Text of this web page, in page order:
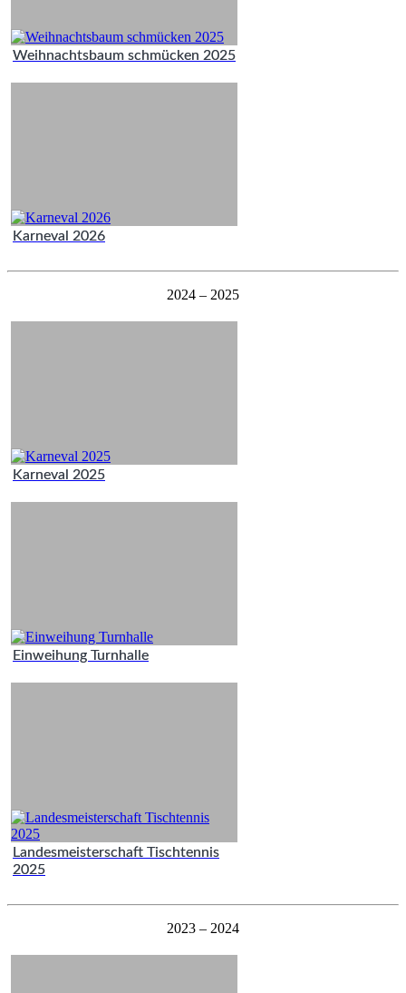
Weihnachtsbaum schmücken 2025
Karneval 2026
2024 – 2025
Karneval 2025
Einweihung Turnhalle
Landesmeisterschaft Tischtennis
2025
2023 – 2024